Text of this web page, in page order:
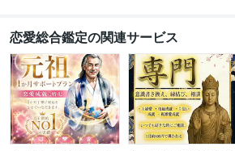
恋愛総合鑑定の関連サービス